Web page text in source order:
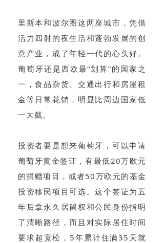
里斯本和波尔图这两座城市，凭借
活力四射的夜生活和蓬勃发展的创
意产业，成了年轻一代的心头好。
葡萄牙还是西欧最“划算”的国家之
一，食品杂货、交通出行和房屋租
金等日常花销，明显比周边国家低
一大截。
投资者要是想来葡萄牙，可以申请
葡萄牙黄金签证，有最低20万欧元
的捐赠项目，或者50万欧元的基金
投资移民项目可选。这个签证为五
年后拿永久居留权和公民身份指明
了清晰路径，而且对实际居住时间
要求超宽松，5年累计住满35天就